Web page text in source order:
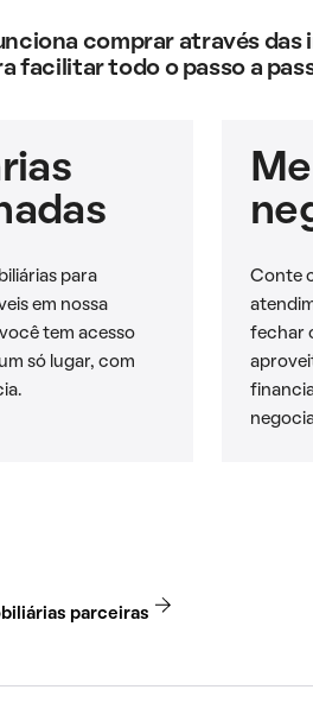
comprar através das
facilitar todo o passo a
para
em nossa
tem acesso
só lugar, com
Conte
fechar
parceiras